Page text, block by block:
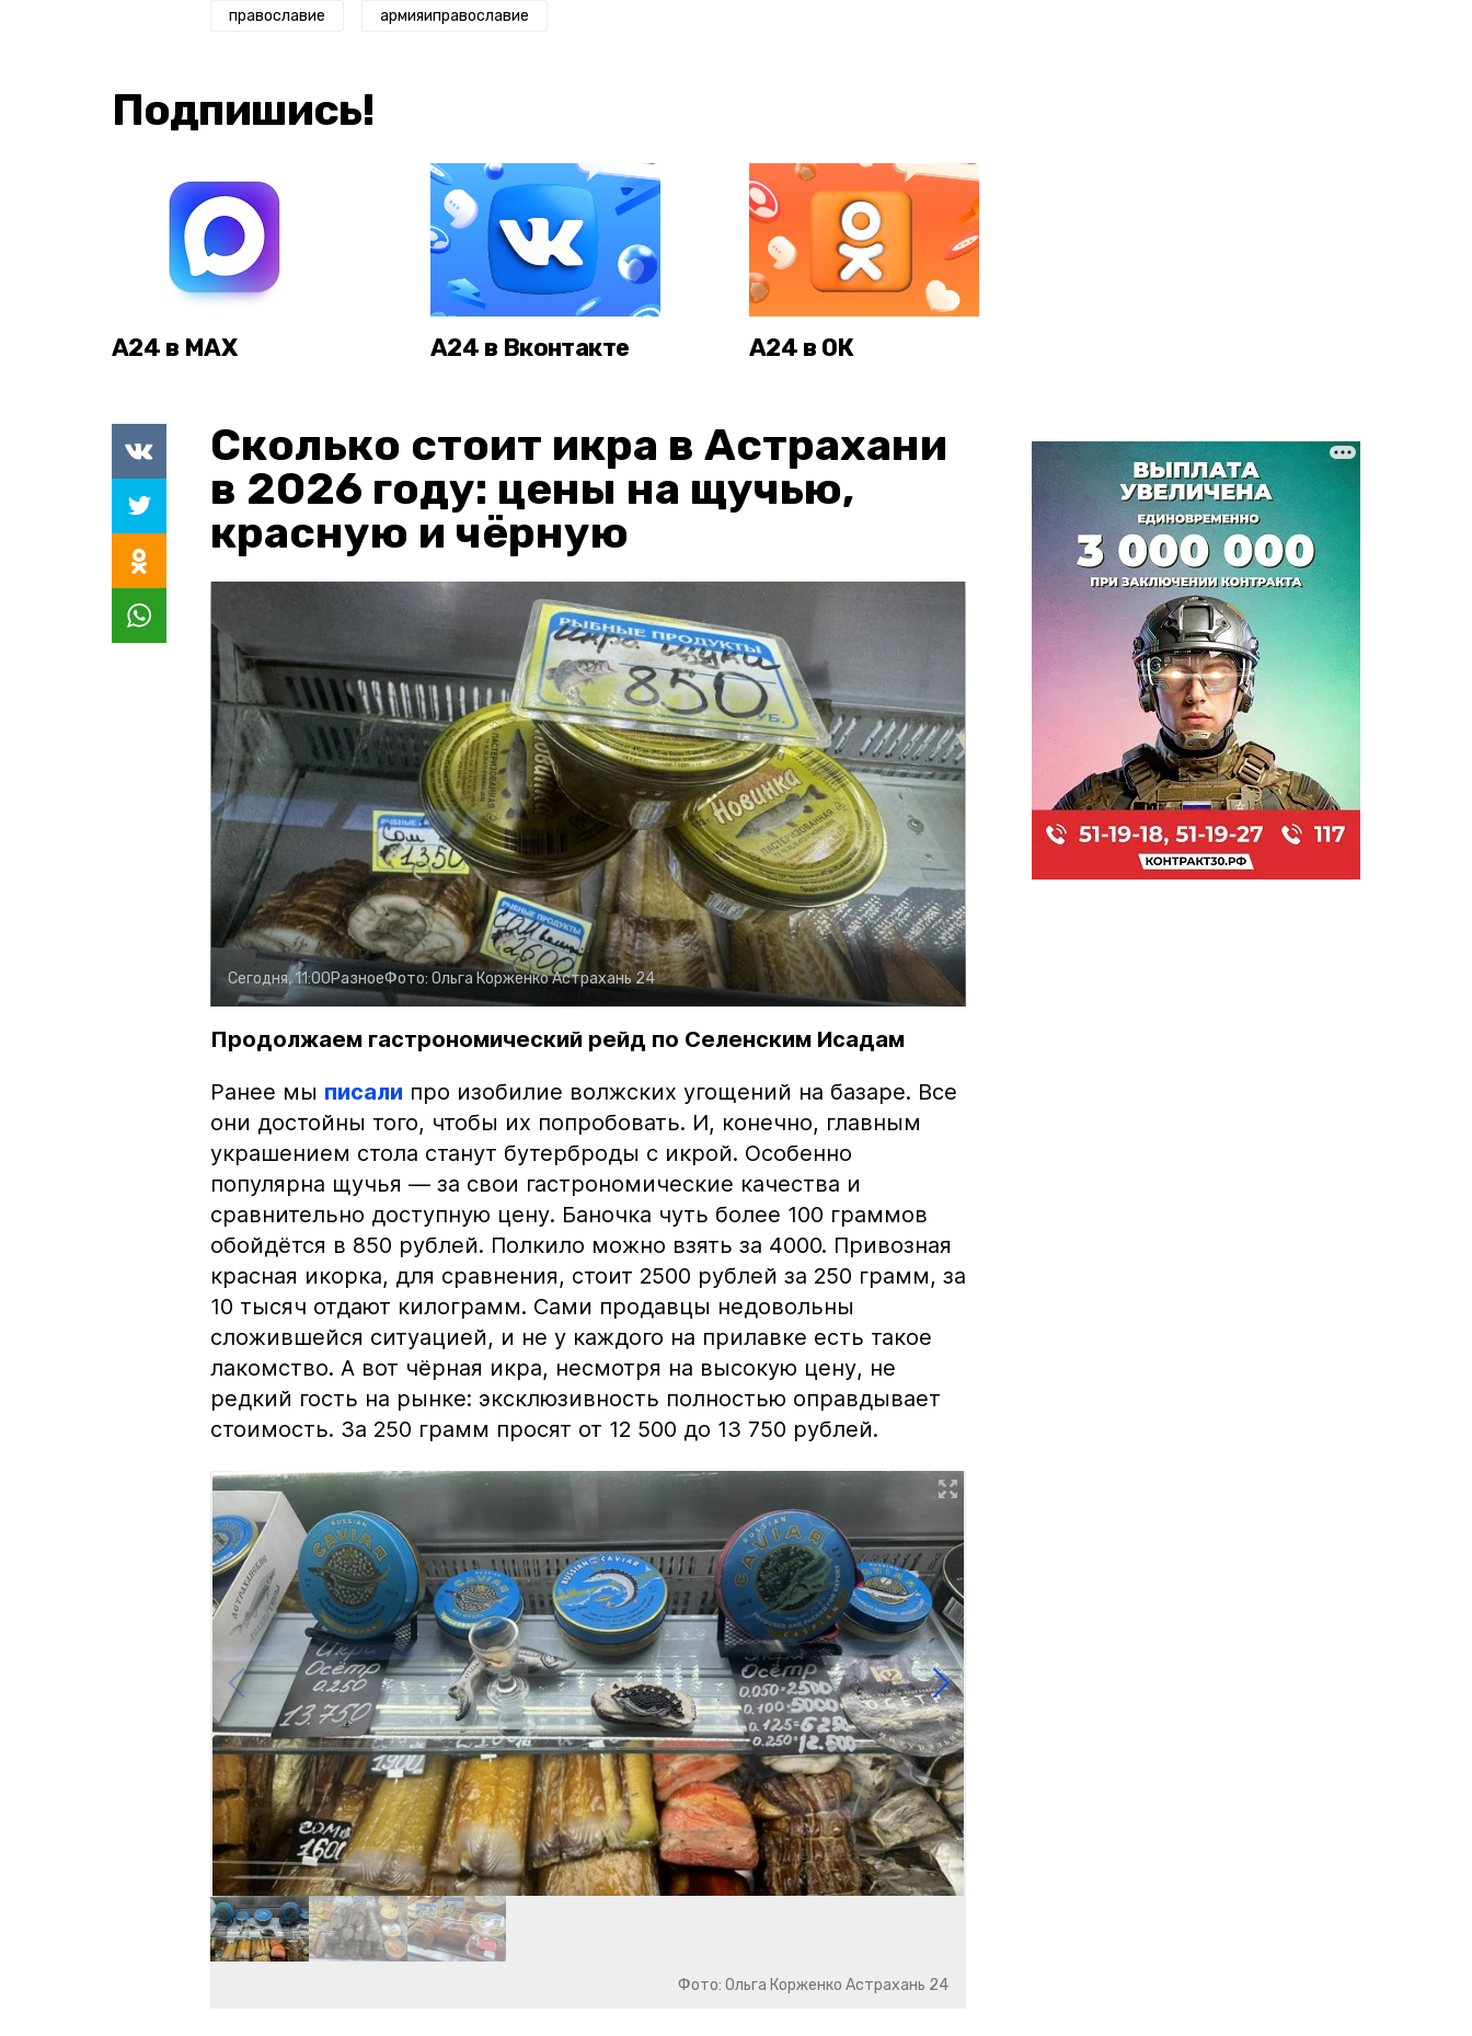
православие армияиправославие
Подпишись!
А24 в MAX А24 в Вконтакте А24 в ОК
Сколько стоит икра в Астрахани
в 2026 году: цены на щучью,
красную и чёрную
Сегодня, 11:00РазноеФото: Ольга КорженкоАстрахань 24
Продолжаем гастрономический рейд по Селенским Исадам
Ранее мы писали про изобилие волжских угощений на базаре. Все
они достойны того, чтобы их попробовать. И, конечно, главным
украшением стола станут бутерброды с икрой. Особенно
популярна щучья — за свои гастрономические качества и
сравнительно доступную цену. Баночка чуть более 100 граммов
обойдётся в 850 рублей. Полкило можно взять за 4000. Привозная
красная икорка, для сравнения, стоит 2500 рублей за 250 грамм, за
10 тысяч отдают килограмм. Сами продавцы недовольны
сложившейся ситуацией, и не у каждого на прилавке есть такое
лакомство. А вот чёрная икра, несмотря на высокую цену, не
редкий гость на рынке: эксклюзивность полностью оправдывает
стоимость. За 250 грамм просят от 12 500 до 13 750 рублей.
Фото: Ольга Корженко Астрахань 24